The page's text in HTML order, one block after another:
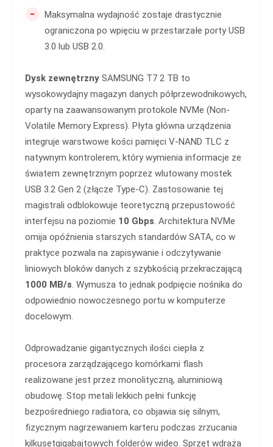
-
Maksymalna wydajność zostaje drastycznie
ograniczona po wpięciu w przestarzałe porty USB
3.0 lub USB 2.0.
Dysk zewnętrzny SAMSUNG T7 2 TB to
wysokowydajny magazyn danych półprzewodnikowych,
oparty na zaawansowanym protokole NVMe (Non-
Volatile Memory Express). Płyta główna urządzenia
integruje warstwowe kości pamięci V-NAND TLC z
natywnym kontrolerem, który wymienia informacje ze
światem zewnętrznym poprzez wlutowany mostek
USB 3.2 Gen 2 (złącze Type-C). Zastosowanie tej
magistrali odblokowuje teoretyczną przepustowość
interfejsu na poziomie 10 Gbps. Architektura NVMe
omija opóźnienia starszych standardów SATA, co w
praktyce pozwala na zapisywanie i odczytywanie
liniowych bloków danych z szybkością przekraczającą
1000 MB/s. Wymusza to jednak podpięcie nośnika do
odpowiednio nowoczesnego portu w komputerze
docelowym.
Odprowadzanie gigantycznych ilości ciepła z
procesora zarządzającego komórkami flash
realizowane jest przez monolityczną, aluminiową
obudowę. Stop metali lekkich pełni funkcję
bezpośredniego radiatora, co objawia się silnym,
fizycznym nagrzewaniem karteru podczas zrzucania
kilkusetgigabajtowych folderów wideo. Sprzęt wdraża